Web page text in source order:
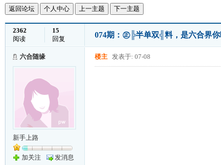
返回论坛 个人中心 上一主题 下一主题
2362
阅读
15
回复
074期：㊣╠半单双╣料，是六合界
六合随缘
新手上路
加关注 发消息
楼主 发表于: 07-08